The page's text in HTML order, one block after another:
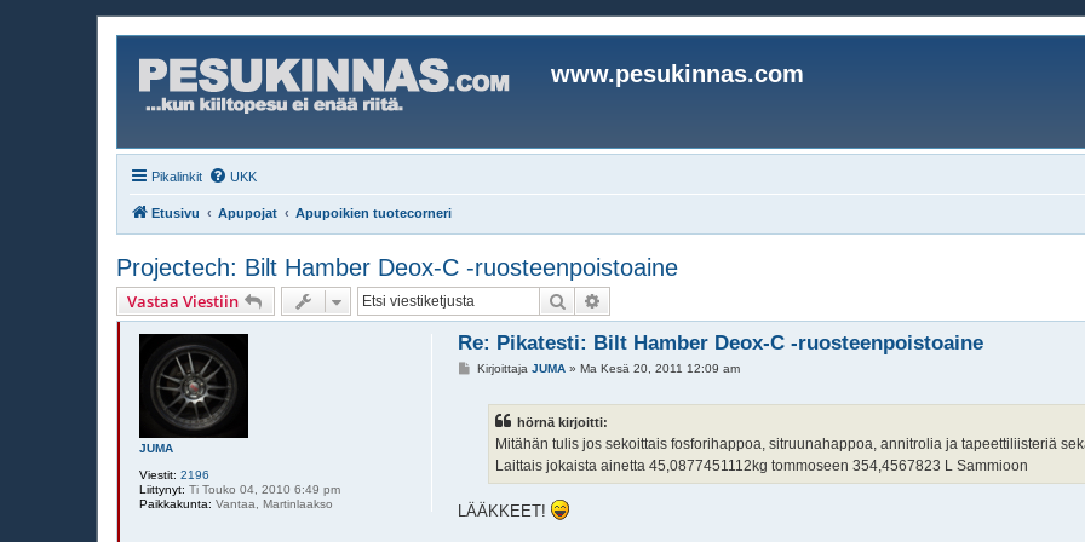
www.pesukinnas.com
Pikalinkit UKK
Etusivu Apupojat Apupoikien tuotecorneri
Projectech: Bilt Hamber Deox-C -ruosteenpoistoaine
Vastaa Viestiin Etsi
JUMA
Viestit: 2196
Liittynyt: Ti Touko 04, 2010 6:49 pm
Paikkakunta: Vantaa, Martinlaakso
Re: Pikatesti: Bilt Hamber Deox-C -ruosteenpoistoaine
VKirjoittajaJUMA »Ma Kesä 20, 2011 12:09 am
hörnä kirjoitti:
Mitähän tulis jos sekoittais fosforihappoa, sitruunahappoa, annitrolia ja tapeettiliisteriä
Laittais jokaista ainetta 45,0877451112kg tommoseen 354,4567823 L Sammioon
LÄÄKKEET!